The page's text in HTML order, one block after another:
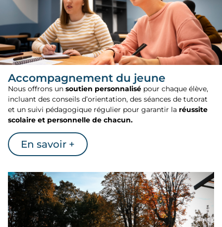
Accompagnement du jeune
Nous offrons un soutien personnalisé pour chaque élève,
incluant des conseils d’orientation, des séances de tutorat
et un suivi pédagogique régulier pour garantir la réussite
scolaire et personnelle de chacun.
En savoir +